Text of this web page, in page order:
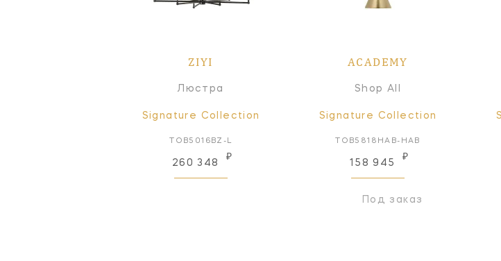
ZIYI
Люстра
Signature Collection
TOB5016BZ-L
260 348
₽
ACADEMY
Shop All
Signature Collection
TOB5818HAB-HAB
158 945
₽
Под заказ